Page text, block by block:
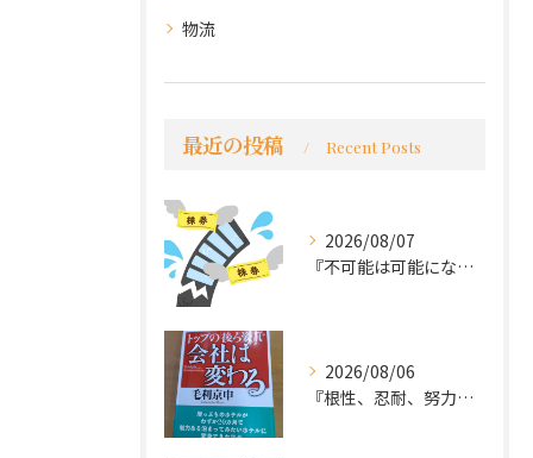
物流
最近の投稿 Recent Posts
2026/08/07
『不可能は可能になる』
2026/08/06
『根性、忍耐、努力という言葉は死語なのか』